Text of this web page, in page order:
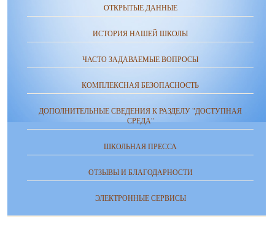
ОТКРЫТЫЕ ДАННЫЕ
ИСТОРИЯ НАШЕЙ ШКОЛЫ
ЧАСТО ЗАДАВАЕМЫЕ ВОПРОСЫ
КОМПЛЕКСНАЯ БЕЗОПАСНОСТЬ
ДОПОЛНИТЕЛЬНЫЕ СВЕДЕНИЯ К РАЗДЕЛУ "ДОСТУПНАЯ
СРЕДА"
ШКОЛЬНАЯ ПРЕССА
ОТЗЫВЫ И БЛАГОДАРНОСТИ
ЭЛЕКТРОННЫЕ СЕРВИСЫ